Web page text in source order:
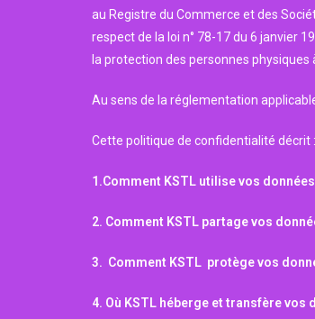
au Registre du Commerce et des
respect de la loi n° 78-17 du 6 janvier
la protection des personnes
Au sens de la réglementation
Cette politique de confidentialité décrit :
1.Comment KSTL utilise vos
2. Comment KSTL partage vos
3. Comment KSTL protège vos
4. Où KSTL héberge et transfère vos